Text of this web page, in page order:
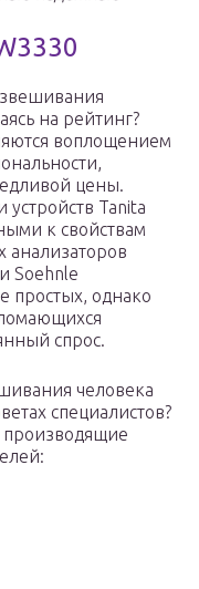
на рейтинг?
воплощением
цены.
устройств Tanita
к свойствам
анализаторов
Soehnle
простых, однако
спрос.
человека
специалистов?